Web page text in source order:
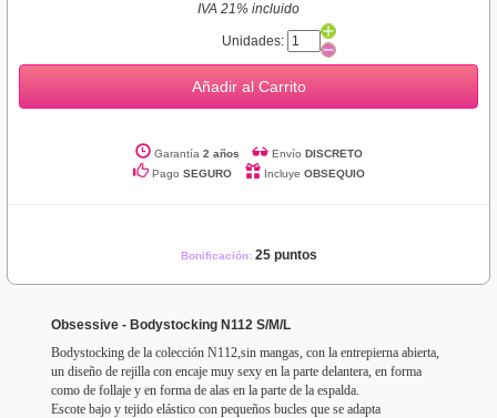
IVA 21% incluido
Unidades:
Añadir al Carrito
Garantía 2 años Envío DISCRETO
Pago SEGURO Incluye OBSEQUIO
Bonificación: 25 puntos
Obsessive - Bodystocking N112 S/M/L
Bodystocking de la colección N112,sin mangas, con la entrepierna abierta,
un diseño de rejilla con encaje muy sexy en la parte delantera, en forma
como de follaje y en forma de alas en la parte de la espalda.
Escote bajo y tejido elástico con pequeños bucles que se adapta